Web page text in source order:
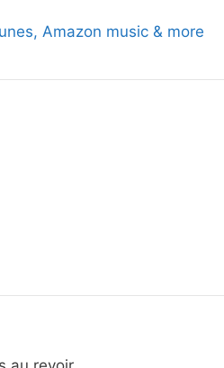
Amazon music & more